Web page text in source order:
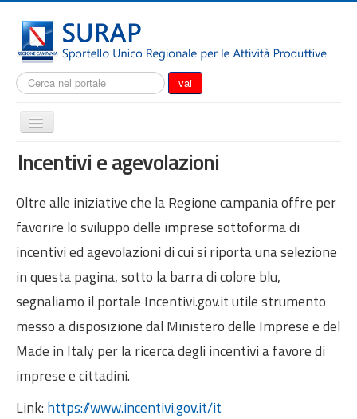
Cerca... vai
Cambia
Il SURAP
Normativa
Modulistica
Come fare per
Attrazione degli investimenti
Incentivi e agevolazioni
Internazionalizzazione
Eventi formativi
Incentivi e agevolazioni
Oltre alle iniziative che la Regione campania offre per
favorire lo sviluppo delle imprese sottoforma di
incentivi ed agevolazioni di cui si riporta una selezione
in questa pagina, sotto la barra di colore blu,
segnaliamo il portale Incentivi.gov.it utile strumento
messo a disposizione dal Ministero delle Imprese e del
Made in Italy per la ricerca degli incentivi a favore di
imprese e cittadini.
Link: https://www.incentivi.gov.it/it